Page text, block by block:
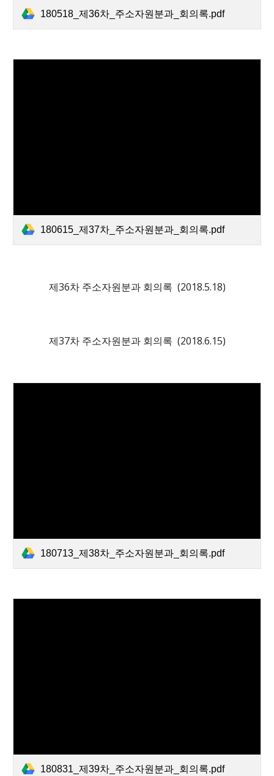
180518_제36차_주소자원분과_회의록.pdf
180615_제37차_주소자원분과_회의록.pdf
제36차 주소자원분과 회의록 (2018.5.18)
제37차 주소자원분과 회의록 (2018.6.15)
180713_제38차_주소자원분과_회의록.pdf
180831_제39차_주소자원분과_회의록.pdf